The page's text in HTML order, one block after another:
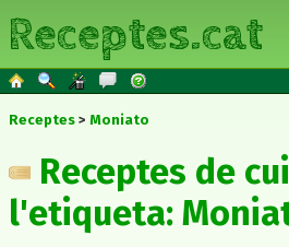
Receptes.cat
Receptes Moniato
Receptes de
l'etiqueta: